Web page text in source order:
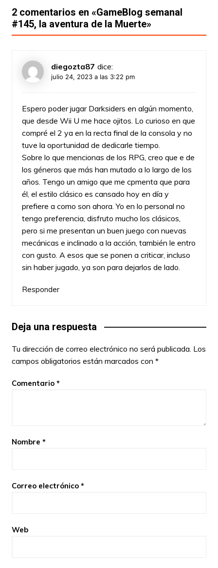
2 comentarios en «GameBlog semanal
#145, la aventura de la Muerte»
diegozta87 dice:
julio 24, 2023 a las 3:22 pm
Espero poder jugar Darksiders en algún momento,
que desde Wii U me hace ojitos. Lo curioso en que
compré el 2 ya en la recta final de la consola y no
tuve la oportunidad de dedicarle tiempo.
Sobre lo que mencionas de los RPG, creo que e de
los géneros que más han mutado a lo largo de los
años. Tengo un amigo que me cpmenta que para
él, el estilo clásico es cansado hoy en día y
prefiere a como son ahora. Yo en lo personal no
tengo preferencia, disfruto mucho los clásicos,
pero si me presentan un buen juego con nuevas
mecánicas e inclinado a la acción, también le entro
con gusto. A esos que se ponen a criticar, incluso
sin haber jugado, ya son para dejarlos de lado.
Responder
Deja una respuesta
Tu dirección de correo electrónico no será publicada. Los
campos obligatorios están marcados con *
Comentario *
Nombre *
Correo electrónico *
Web